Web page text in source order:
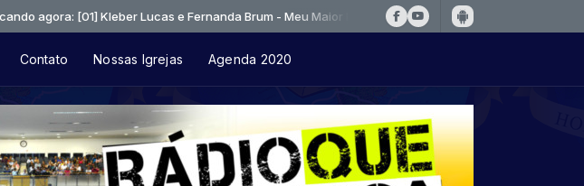
[01] Kleber Lucas e Fernanda Brum - Meu Maior Prazer
Contato Nossas Igrejas Agenda 2020